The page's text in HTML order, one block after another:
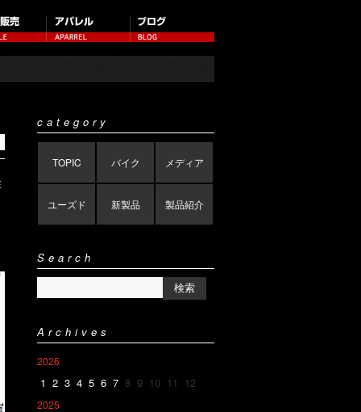
category
TOPIC バイク メディア
ユーズド 新製品 製品紹介
Search
Archives
2026
1 2 3 4 5 6 7 8 9 10 11 12
2025